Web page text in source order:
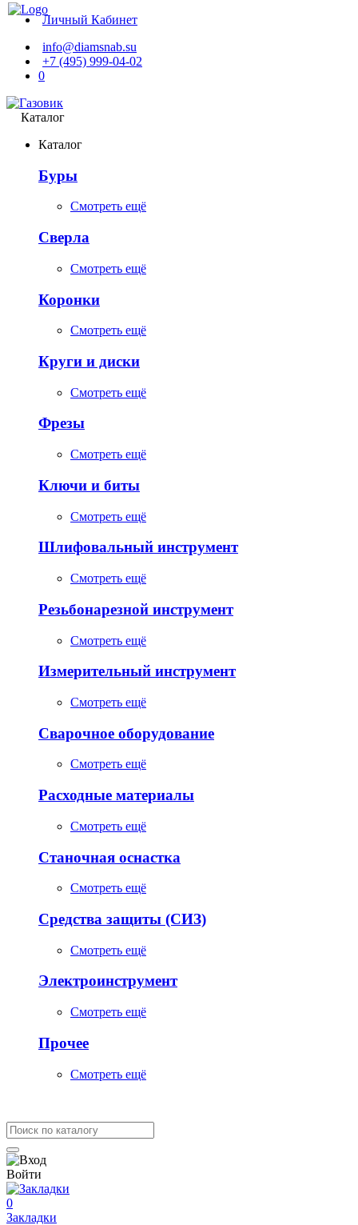
Личный Кабинет
info@diamsnab.su
+7 (495) 999-04-02
0
Каталог
Каталог
Буры
Смотреть ещё
Сверла
Смотреть ещё
Коронки
Смотреть ещё
Круги и диски
Смотреть ещё
Фрезы
Смотреть ещё
Ключи и биты
Смотреть ещё
Шлифовальный инструмент
Смотреть ещё
Резьбонарезной инструмент
Смотреть ещё
Измерительный инструмент
Смотреть ещё
Сварочное оборудование
Смотреть ещё
Расходные материалы
Смотреть ещё
Станочная оснастка
Смотреть ещё
Средства защиты (СИЗ)
Смотреть ещё
Электроинструмент
Смотреть ещё
Прочее
Смотреть ещё
Войти
0
Закладки